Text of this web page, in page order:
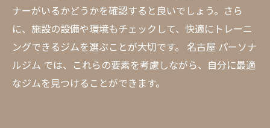
ナーがいるかどうかを確認すると良いでしょう。さら
に、施設の設備や環境もチェックして、快適にトレーニ
ングできるジムを選ぶことが大切です。 名古屋 パーソナ
ルジム では、これらの要素を考慮しながら、自分に最適
なジムを見つけることができます。